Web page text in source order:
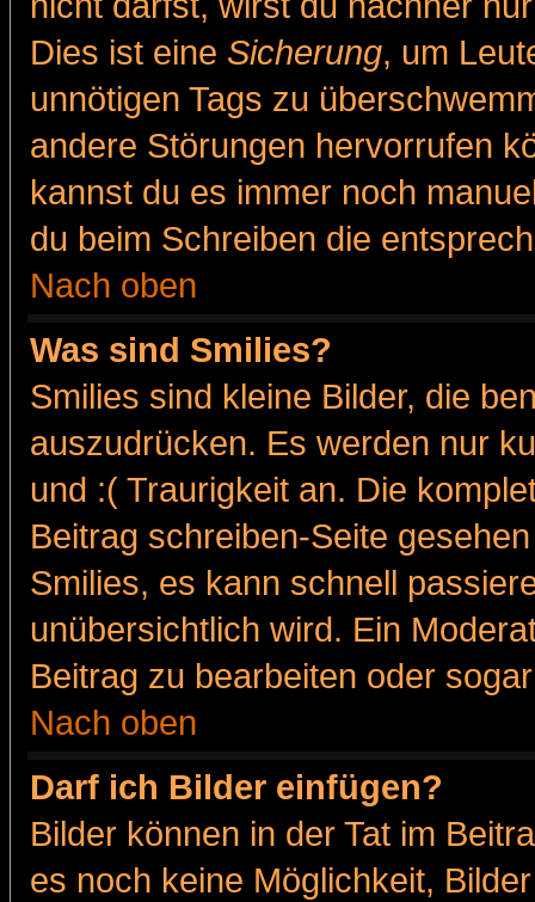
Dies ist eine Sicherung, um
unnötigen Tags zu
andere Störungen hervorrufen
kannst du es immer noch
du beim Schreiben die
Nach oben
Was sind Smilies?
Smilies sind kleine Bilder, die
auszudrücken. Es werden nur
und :( Traurigkeit an. Die
Beitrag schreiben-Seite
Smilies, es kann schnell
unübersichtlich wird. Ein
Beitrag zu bearbeiten oder
Nach oben
Darf ich Bilder einfügen?
Bilder können in der Tat im
es noch keine Möglichkeit,